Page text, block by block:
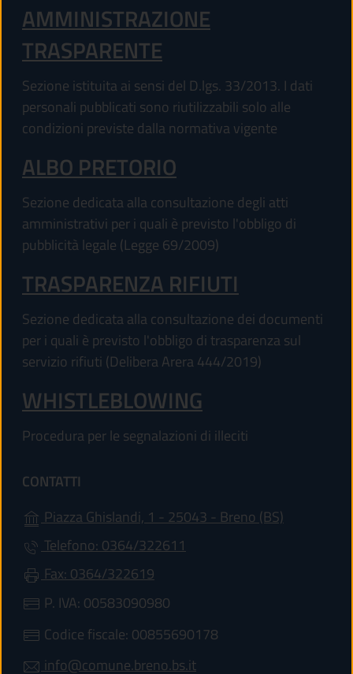
AMMINISTRAZIONE
TRASPARENTE
Sezione istituita ai sensi del D.lgs. 33/2013. I dati
personali pubblicati sono riutilizzabili solo alle
condizioni previste dalla normativa vigente
ALBO PRETORIO
Sezione dedicata alla consultazione degli atti
amministrativi per i quali è previsto l'obbligo di
pubblicità legale (Legge 69/2009)
TRASPARENZA RIFIUTI
Sezione dedicata alla consultazione dei documenti
per i quali è previsto l'obbligo di trasparenza sul
servizio rifiuti (Delibera Arera 444/2019)
WHISTLEBLOWING
Procedura per le segnalazioni di illeciti
CONTATTI
Piazza Ghislandi, 1 - 25043 - Breno (BS)
Telefono: 0364/322611
Fax: 0364/322619
P. IVA: 00583090980
Codice fiscale: 00855690178
info@comune.breno.bs.it